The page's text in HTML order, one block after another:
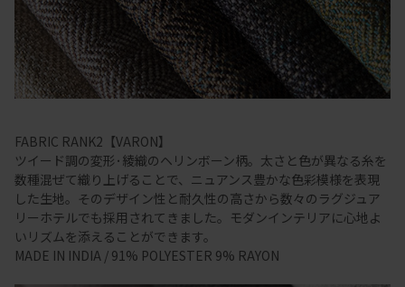
FABRIC RANK2【VARON】
ツイード調の変形･綾織のヘリンボーン柄。太さと色が異なる糸を
数種混ぜて織り上げることで、ニュアンス豊かな色彩模様を表現
した生地。そのデザイン性と耐久性の高さから数々のラグジュア
リーホテルでも採用されてきました。モダンインテリアに心地よ
いリズムを添えることができます。
MADE IN INDIA / 91% POLYESTER 9% RAYON